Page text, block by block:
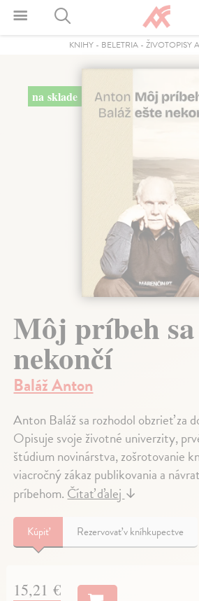
KNIHY - BELETRIA - ŽIVOTOPISY
na sklade
Môj príbeh sa
nekončí
Baláž Anton
Anton Baláž sa rozhodol obzrieť za
Opisuje svoje životné univerzity,
štúdium novinárstva, zošrotovanie
viacročný zákaz publikovania a
príbehom. Čítať ďalej ↓
Kúpiť Rezervovať v kníhkupectve
15,21 €